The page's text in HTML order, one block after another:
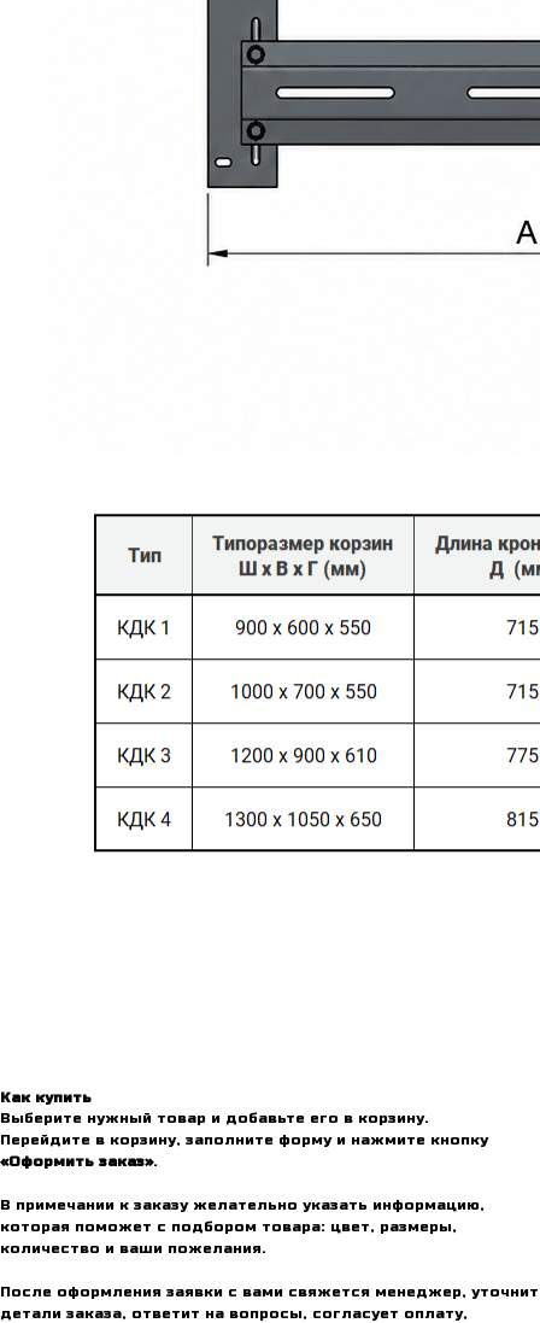
Как купить
Выберите нужный товар и добавьте его в корзину.
Перейдите в корзину, заполните форму и нажмите кнопку
«Оформить заказ».
В примечании к заказу желательно указать информацию,
которая поможет с подбором товара: цвет, размеры,
количество и ваши пожелания.
После оформления заявки с вами свяжется менеджер, уточнит
детали заказа, ответит на вопросы, согласует оплату,